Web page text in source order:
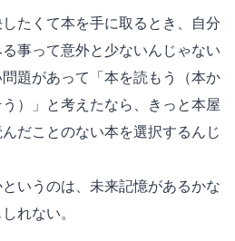
たくて本を手に取るとき、自分
事って意外と少ないんじゃない
題があって「本を読もう（本か
）」と考えたなら、きっと本屋
だことのない本を選択するんじ
いうのは、未来記憶があるかな
れない。